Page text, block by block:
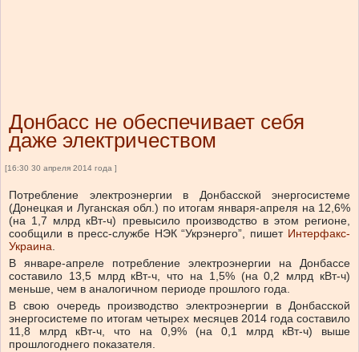
Донбасс не обеспечивает себя
даже электричеством
[16:30 30 апреля 2014 года ]
Потребление электроэнергии в Донбасской энергосистеме
(Донецкая и Луганская обл.) по итогам января-апреля на 12,6%
(на 1,7 млрд кВт-ч) превысило производство в этом регионе,
сообщили в пресс-службе НЭК “Укрэнерго”, пишет Интерфакс-
Украина.
В январе-апреле потребление электроэнергии на Донбассе
составило 13,5 млрд кВт-ч, что на 1,5% (на 0,2 млрд кВт-ч)
меньше, чем в аналогичном периоде прошлого года.
В свою очередь производство электроэнергии в Донбасской
энергосистеме по итогам четырех месяцев 2014 года составило
11,8 млрд кВт-ч, что на 0,9% (на 0,1 млрд кВт-ч) выше
прошлогоднего показателя.